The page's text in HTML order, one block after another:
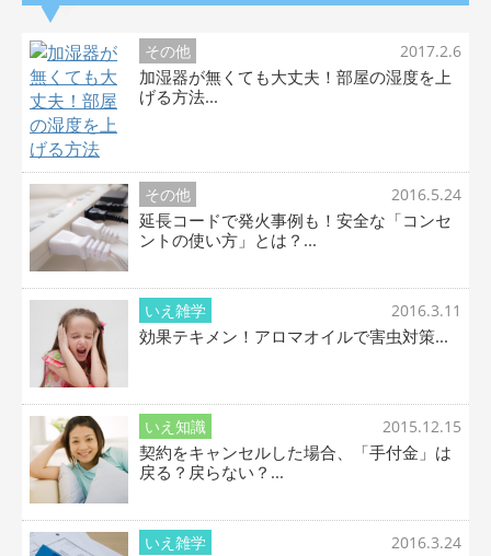
その他 2017.2.6
加湿器が無くても大丈夫！部屋の湿度を上
げる方法...
その他 2016.5.24
延長コードで発火事例も！安全な「コンセ
ントの使い方」とは？...
いえ雑学 2016.3.11
効果テキメン！アロマオイルで害虫対策...
いえ知識 2015.12.15
契約をキャンセルした場合、「手付金」は
戻る？戻らない？...
いえ雑学 2016.3.24